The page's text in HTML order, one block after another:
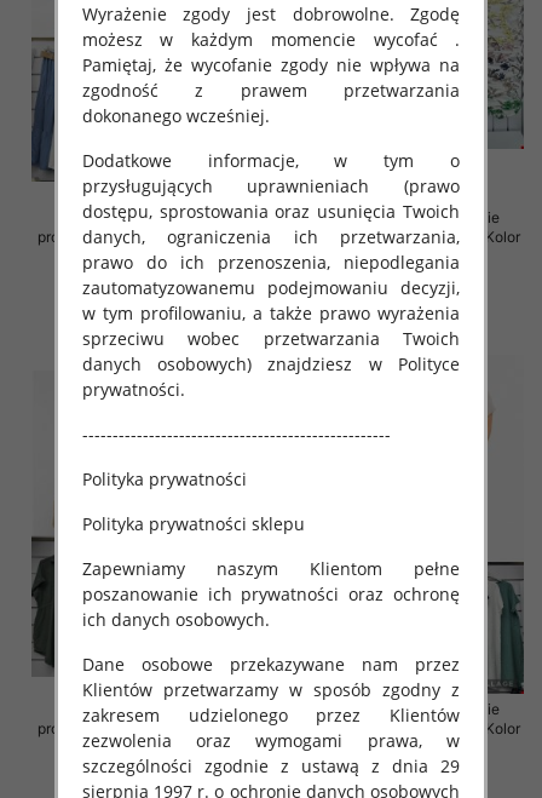
Spódnice damskie (Włoskie
produkt) Roz Standard, Mix Kolor
Paczka 5 szt
35.00 zł
szczegóły
Sukienki damskie (Włoskie
produkt) Roz Standard, Mix Kolor
Paczka 5 szt
35.00 zł
szczegóły
Sukienki damskie (Włoskie
produkt) Roz Standard, Mix Kolor
Paczka 5 szt
35.00 zł
Sukienki damskie (Włoskie
produkt) Roz Standard, Mix Kolor
Paczka 5 szt
35.00 zł
Wyrażenie zgody jest dobrowolne. Zgodę
możesz w każdym momencie wycofać .
Pamiętaj, że wycofanie zgody nie wpływa na
zgodność z prawem przetwarzania
dokonanego wcześniej.
Dodatkowe informacje, w tym o
przysługujących uprawnieniach (prawo
dostępu, sprostowania oraz usunięcia Twoich
danych, ograniczenia ich przetwarzania,
prawo do ich przenoszenia, niepodlegania
zautomatyzowanemu podejmowaniu decyzji,
w tym profilowaniu, a także prawo wyrażenia
sprzeciwu wobec przetwarzania Twoich
danych osobowych) znajdziesz w Polityce
prywatności.
---------------------------------------------------
Polityka prywatności
Polityka prywatności sklepu
Zapewniamy naszym Klientom pełne
poszanowanie ich prywatności oraz ochronę
ich danych osobowych.
Dane osobowe przekazywane nam przez
Klientów przetwarzamy w sposób zgodny z
zakresem udzielonego przez Klientów
zezwolenia oraz wymogami prawa, w
szczególności zgodnie z ustawą z dnia 29
sierpnia 1997 r. o ochronie danych osobowych